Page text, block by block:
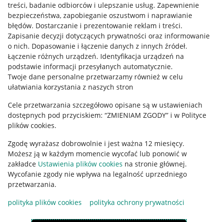
treści, badanie odbiorców i ulepszanie usług. Zapewnienie
bezpieczeństwa, zapobieganie oszustwom i naprawianie
błędów. Dostarczanie i prezentowanie reklam i treści.
Zapisanie decyzji dotyczących prywatności oraz informowanie
o nich. Dopasowanie i łączenie danych z innych źródeł.
Łączenie różnych urządzeń. Identyfikacja urządzeń na
podstawie informacji przesyłanych automatycznie.
Twoje dane personalne przetwarzamy również w celu
ułatwiania korzystania z naszych stron
Cele przetwarzania szczegółowo opisane są w ustawieniach
dostępnych pod przyciskiem: “ZMIENIAM ZGODY” i w Polityce
plików cookies.
Zgodę wyrażasz dobrowolnie i jest ważna 12 miesięcy.
Możesz ją w każdym momencie wycofać lub ponowić w
zakładce Ustawienia plików cookies na stronie głównej.
Wycofanie zgody nie wpływa na legalność uprzedniego
przetwarzania.
polityka plików cookies
polityka ochrony prywatności
Mapa miejscowości
Informacje prawne
Regulamin
Polityka plików "cookies"
Ustawienia plików "cookies"
Udostępnianie lokalizacji
Informacje dla Aktu o Usługach Cyfrowych
Pobierz aplikację